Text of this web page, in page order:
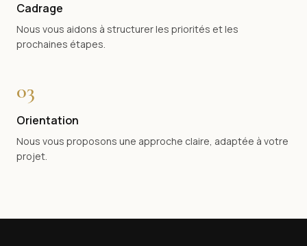
Cadrage
Nous vous aidons à structurer les priorités et les
prochaines étapes.
03
Orientation
Nous vous proposons une approche claire, adaptée à votre
projet.